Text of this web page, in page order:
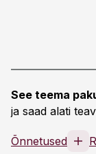
See teema
ja saad alati
Õnnetused